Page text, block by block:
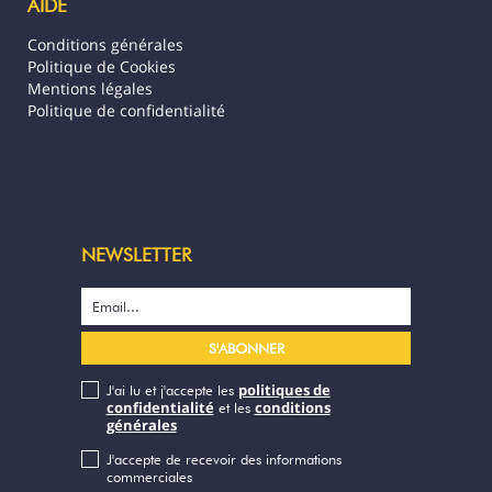
AIDE
Conditions générales
Politique de Cookies
Mentions légales
Politique de confidentialité
NEWSLETTER
J'ai lu et j'accepte les politiques de
confidentialitéet les conditions
générales
J'accepte de recevoir des informations
commerciales